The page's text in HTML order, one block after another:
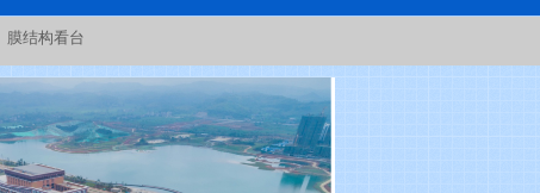
膜结构看台